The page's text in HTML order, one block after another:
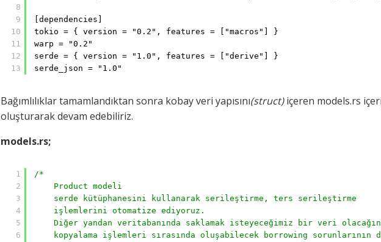
8
9
10
11
12
13
[dependencies]
tokio = { version = "0.2", features = ["macros"] }
warp = "0.2"
serde = { version = "1.0", features = ["derive"] }
serde_json = "1.0"
Bağımlılıklar tamamlandıktan sonra kobay veri yapısını(struct)içeren models.rs
oluşturarak devam edebiliriz.
models.rs;
1
2
3
4
5
6
/*
Product modeli
serde kütüphanesini kullanarak serileştirme, ters serileştirme
işlemlerini otomatize ediyoruz.
Diğer yandan veritabanında saklamak isteyeceğimiz bir veri
kopyalama işlemleri sırasında oluşabilecek borrowing sorunlarının